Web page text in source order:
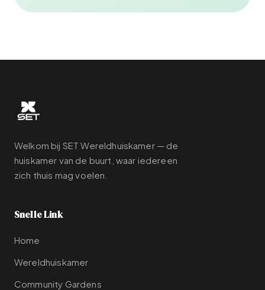
Welkom bij SET Wereldhuiskamer — de
huiskamer van de buurt, waar iedereen
zich thuis mag voelen.
Snelle Link
Home
Wereldhuiskamer
Community Gardens